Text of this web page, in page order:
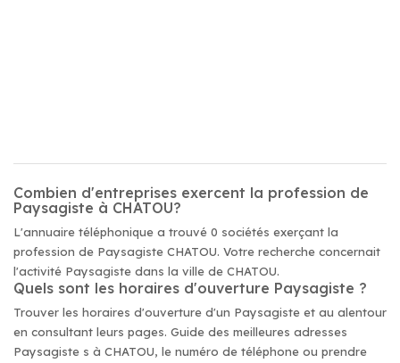
Combien d'entreprises exercent la profession de
Paysagiste à CHATOU?
L'annuaire téléphonique a trouvé 0 sociétés exerçant la
profession de Paysagiste CHATOU. Votre recherche concernait
l'activité Paysagiste dans la ville de CHATOU.
Quels sont les horaires d'ouverture Paysagiste ?
Trouver les horaires d'ouverture d'un Paysagiste et au alentour
en consultant leurs pages. Guide des meilleures adresses
Paysagiste s à CHATOU, le numéro de téléphone ou prendre